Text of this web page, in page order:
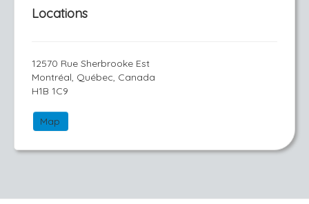
Locations
12570 Rue Sherbrooke Est
Montréal, Québec, Canada
H1B 1C9
Map